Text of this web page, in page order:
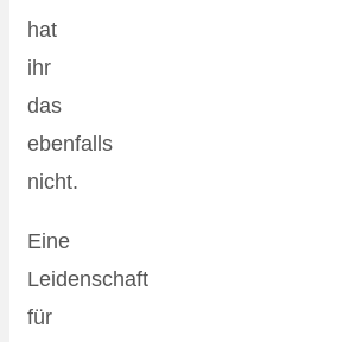
hat
ihr
das
ebenfalls
nicht.
Eine
Leidenschaft
für